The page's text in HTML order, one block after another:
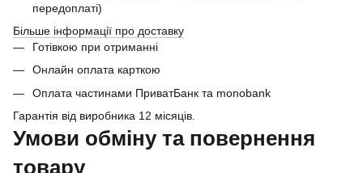
передоплаті)
Більше інформації про доставку
Готівкою при отриманні
Онлайн оплата карткою
Оплата частинами ПриватБанк та monobank
Гарантія від виробника 12 місяців.
Умови обміну та повернення
товару